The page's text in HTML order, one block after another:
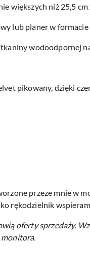
większych niż 25,5 cm
lub planer w
wodoodpornej
pikowany, dzięki
przeze mnie w
rękodzielnik
oferty sprzedaży.
monitora.